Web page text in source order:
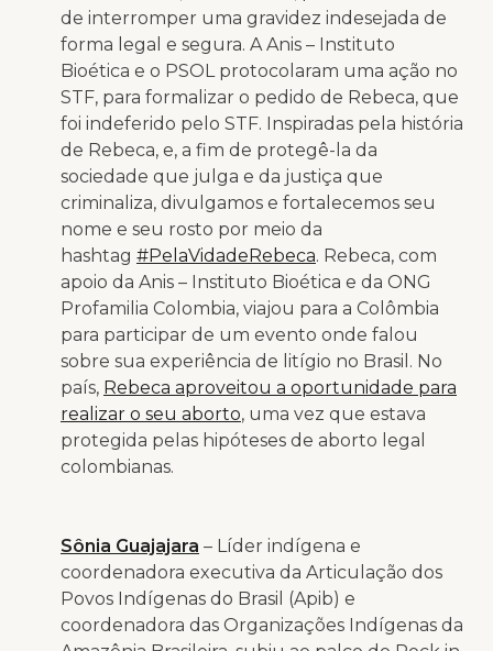
de interromper uma gravidez indesejada de
forma legal e segura. A Anis – Instituto
Bioética e o PSOL protocolaram uma ação no
STF, para formalizar o pedido de Rebeca, que
foi indeferido pelo STF. Inspiradas pela história
de Rebeca, e, a fim de protegê-la da
sociedade que julga e da justiça que
criminaliza, divulgamos e fortalecemos seu
nome e seu rosto por meio da
hashtag #PelaVidadeRebeca. Rebeca, com
apoio da Anis – Instituto Bioética e da ONG
Profamilia Colombia, viajou para a Colômbia
para participar de um evento onde falou
sobre sua experiência de litígio no Brasil. No
país, Rebeca aproveitou a oportunidade para
realizar o seu aborto, uma vez que estava
protegida pelas hipóteses de aborto legal
colombianas.
Sônia Guajajara – Líder indígena e
coordenadora executiva da Articulação dos
Povos Indígenas do Brasil (Apib) e
coordenadora das Organizações Indígenas da